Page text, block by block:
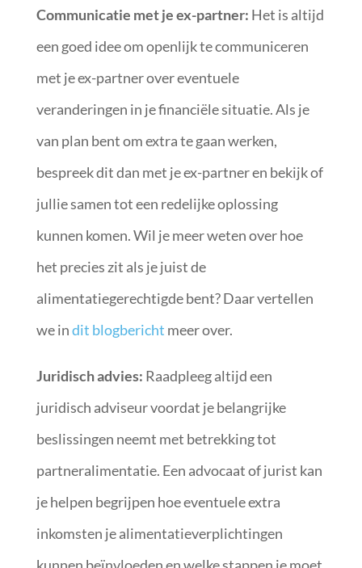
Communicatie met je ex-partner: Het is altijd
een goed idee om openlijk te communiceren
met je ex-partner over eventuele
veranderingen in je financiële situatie. Als je
van plan bent om extra te gaan werken,
bespreek dit dan met je ex-partner en bekijk of
jullie samen tot een redelijke oplossing
kunnen komen. Wil je meer weten over hoe
het precies zit als je juist de
alimentatiegerechtigde bent? Daar vertellen
we indit blogbericht meer over.
Juridisch advies: Raadpleeg altijd een
juridisch adviseur voordat je belangrijke
beslissingen neemt met betrekking tot
partneralimentatie. Een advocaat of jurist kan
je helpen begrijpen hoe eventuele extra
inkomsten je alimentatieverplichtingen